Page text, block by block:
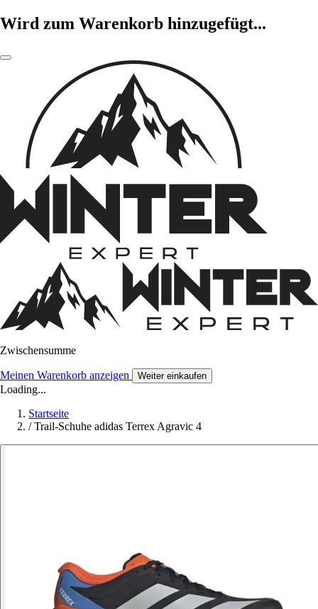
Wird zum Warenkorb hinzugefügt...
Zwischensumme
Meinen Warenkorb anzeigen Weiter einkaufen
Loading...
Startseite
/ Trail-Schuhe adidas Terrex Agravic 4